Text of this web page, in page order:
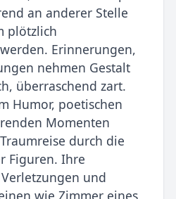
an anderer Stelle
plötzlich
Erinnerungen,
nehmen Gestalt
überraschend zart.
Humor, poetischen
Momenten
durch die
Figuren. Ihre
und
wie Zimmer eines